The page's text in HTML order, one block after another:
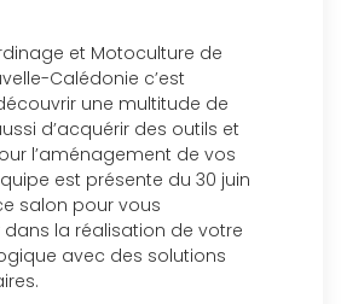
et Motoculture de
Calédonie c’est
une multitude de
d’acquérir des outils et
l’aménagement de vos
est présente du 30 juin
salon pour vous
la réalisation de votre
avec des solutions